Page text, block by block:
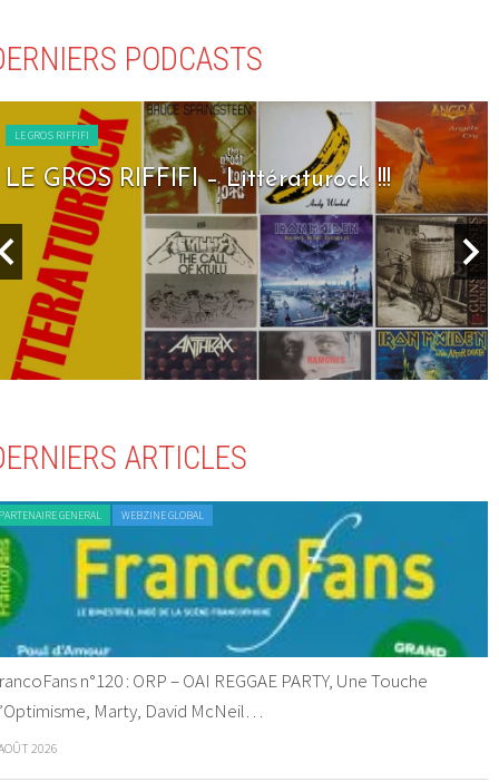
PODCASTS
LE GROS RIFFIFI
LE GROS RIFFIFI – Seven Days To Rock !!!
ARTICLES
GENERAL WEBZINE GLOBAL
n°120 : ORP – OAI REGGAE PARTY, Une Touche
Marty, David McNeil…
2026